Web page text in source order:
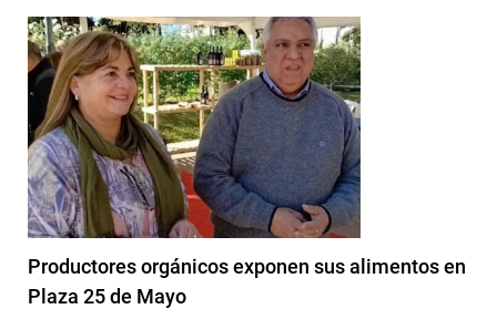
Productores orgánicos exponen sus alimentos en
Plaza 25 de Mayo